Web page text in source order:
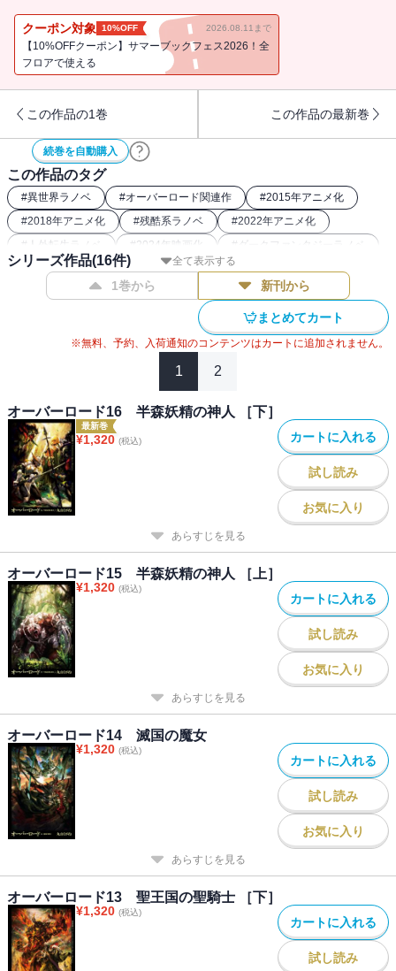
るのか――正義に導かれる13巻。
クーポン対象 10%OFF 2026.08.11まで
【10%OFFクーポン】サマーブックフェス2026！全
フロアで使える
この作品の1巻 この作品の最新巻
続巻を自動購入
この作品のタグ
#異世界ラノベ #オーバーロード関連作 #2015年アニメ化
#2018年アニメ化 #残酷系ラノベ #2022年アニメ化
# 人外転生ラノベ #2024年映画化 # ダークファンタジーラノベ
#最強主人公ラノベ
全て表示する
シリーズ作品(16件)
1巻から 新刊から
まとめてカート
※無料、予約、入荷通知のコンテンツはカートに追加されません。
1 2
オーバーロード16 半森妖精の神人 ［下］
最新巻
¥1,320 (税込) カートに入れる
試し読み
お気に入り
あらすじを見る
オーバーロード15 半森妖精の神人 ［上］
¥1,320 (税込)
カートに入れる
試し読み
お気に入り
あらすじを見る
オーバーロード14 滅国の魔女
¥1,320 (税込)
カートに入れる
試し読み
お気に入り
あらすじを見る
オーバーロード13 聖王国の聖騎士 ［下］
¥1,320 (税込)
カートに入れる
試し読み